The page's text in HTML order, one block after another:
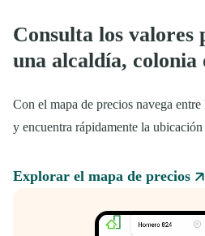
Consulta los valores
una alcaldía, colonia
Con el mapa de precios navega
y encuentra rápidamente la
Explorar el mapa de precios